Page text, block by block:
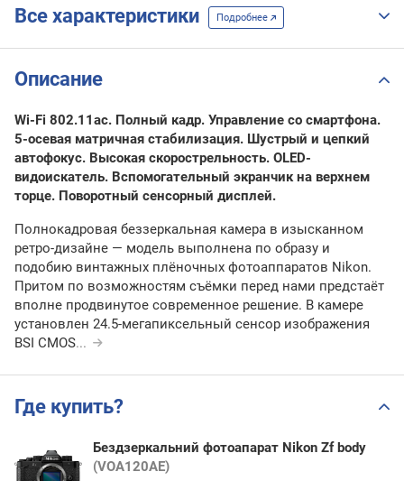
Все характеристики Подробнее
Описание
Wi-Fi 802.11ac. Полный кадр. Управление со смартфона.
5-осевая матричная стабилизация. Шустрый и цепкий
автофокус. Высокая скорострельность. OLED-
видоискатель. Вспомогательный экранчик на верхнем
торце. Поворотный сенсорный дисплей.
Полнокадровая беззеркальная камера в изысканном
ретро-дизайне — модель выполнена по образу и
подобию винтажных плёночных фотоаппаратов Nikon.
Притом по возможностям съёмки перед нами предстаёт
вполне продвинутое современное решение. В камере
установлен 24.5-мегапиксельный сенсор изображения
BSI CMOS...
Где купить?
Бездзеркальний фотоапарат Nikon Zf body
(VOA120AE)